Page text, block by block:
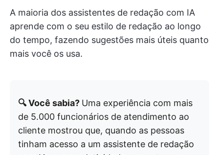
A maioria dos assistentes de redação com IA
aprende com o seu estilo de redação ao longo
do tempo, fazendo sugestões mais úteis quanto
mais você os usa.
🔍 Você sabia? Uma experiência com mais
de 5.000 funcionários de atendimento ao
cliente mostrou que, quando as pessoas
tinham acesso a um assistente de redação